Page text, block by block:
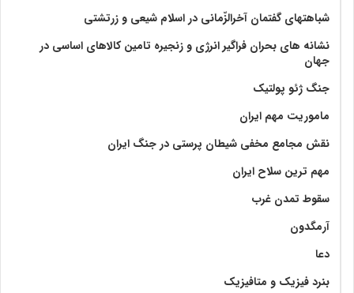
شباهتهای گفتمان آخر‌الزّمانی در اسلام شیعی و زرتشتی
نشانه های بحران فراگیر انرژی و زنجیره تامین کالاهای اساسی در
جهان
جنگ ژئو پولتیک
ماموریت مهم ایران
نقش مجامع مخفی شیطان پرستی در جنگ ایران
مهم ترین سلاح ایران
سقوط تمدن غرب
آرمگدون
دعا
بنرد فیزیک و متافیزیک